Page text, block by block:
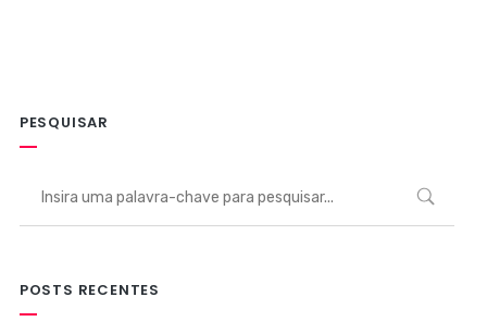
PESQUISAR
POSTS RECENTES